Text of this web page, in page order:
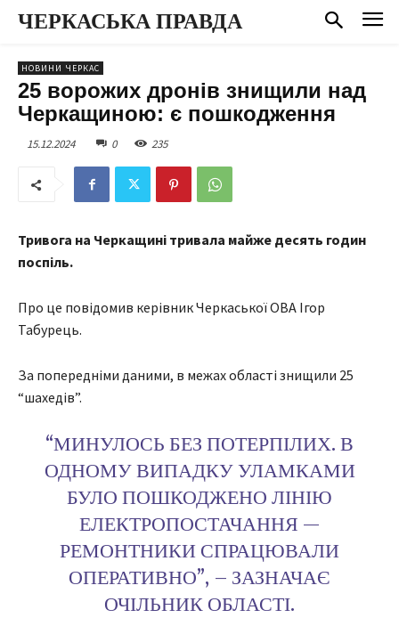
ЧЕРКАСЬКА ПРАВДА
НОВИНИ ЧЕРКАС
25 ворожих дронів знищили над
Черкащиною: є пошкодження
15.12.2024 0 235
Тривога на Черкащині тривала майже десять годин
поспіль.
Про це повідомив керівник Черкаської ОВА Ігор
Табурець.
За попередніми даними, в межах області знищили 25
“шахедів”.
“МИНУЛОСЬ БЕЗ ПОТЕРПІЛИХ. В
ОДНОМУ ВИПАДКУ УЛАМКАМИ
БУЛО ПОШКОДЖЕНО ЛІНІЮ
ЕЛЕКТРОПОСТАЧАННЯ —
РЕМОНТНИКИ СПРАЦЮВАЛИ
ОПЕРАТИВНО”, – ЗАЗНАЧАЄ
ОЧІЛЬНИК ОБЛАСТІ.